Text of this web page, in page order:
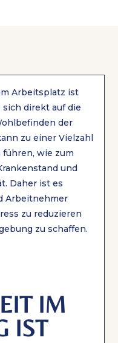
Arbeitsplatz ist
sich direkt auf die
der
zu einer Vielzahl
wie zum
und
Daher ist es
Arbeitnehmer
zu reduzieren
zu schaffen.
IM
IST